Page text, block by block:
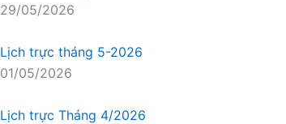
29/05/2026
Lịch trực tháng 5-2026
01/05/2026
Lịch trực Tháng 4/2026